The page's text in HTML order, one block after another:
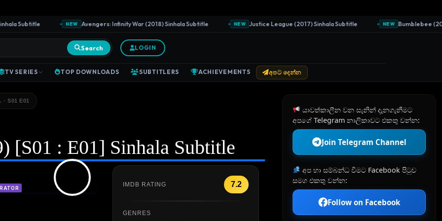
Subtitle NEW Avengers: Infinity War (2018) Sinhala Subtitle NEW Justice League (2017) Sinhala Subtitle NEW Bumblebee (2018)
Search LOGIN
TV SERIES TOP DOWNLOADS SUBTITLERS ACHIEVEMENTS අපට දෙන්න
S01 E01
[S01 : E01] Sinhala Subtitle
IMDB RATING 7.2
GENRES
යාවත්කාලීන වන සැනින් දැනගැනීමට
අපගේ Telegram නාලිකාවට එකතු වන්න:
Join Telegram Channel
අප හා සම්බන්ධ වීමට Facebook පිටුව
සමග එකතු වන්න:
Follow on Facebook